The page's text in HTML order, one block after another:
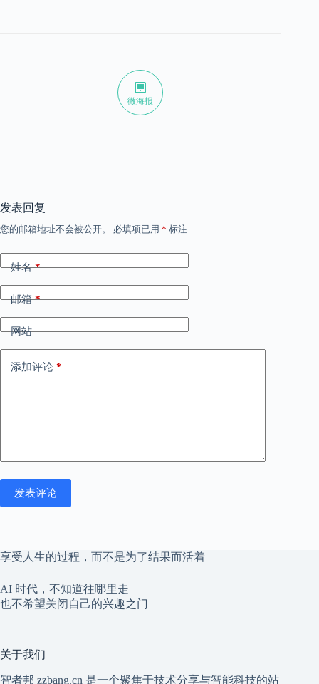
微海报
发表回复
您的邮箱地址不会被公开。 必填项已用 * 标注
姓名*
邮箱*
网站
添加评论 *
发表评论
享受人生的过程，而不是为了结果而活着
AI 时代，不知道往哪里走
也不希望关闭自己的兴趣之门
关于我们
智者邦 zzbang.cn 是一个聚焦于技术分享与智能科技的站